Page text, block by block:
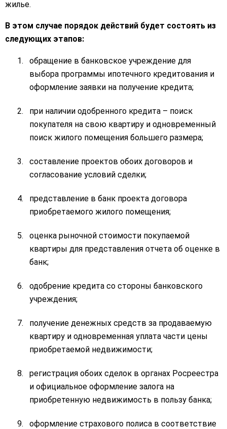
жилье.
В этом случае порядок действий будет состоять из
следующих этапов:
обращение в банковское учреждение для
выбора программы ипотечного кредитования и
оформление заявки на получение кредита;
при наличии одобренного кредита – поиск
покупателя на свою квартиру и одновременный
поиск жилого помещения большего размера;
составление проектов обоих договоров и
согласование условий сделки;
представление в банк проекта договора
приобретаемого жилого помещения;
оценка рыночной стоимости покупаемой
квартиры для представления отчета об оценке в
банк;
одобрение кредита со стороны банковского
учреждения;
получение денежных средств за продаваемую
квартиру и одновременная уплата части цены
приобретаемой недвижимости;
регистрация обоих сделок в органах Росреестра
и официальное оформление залога на
приобретенную недвижимость в пользу банка;
оформление страхового полиса в соответствие